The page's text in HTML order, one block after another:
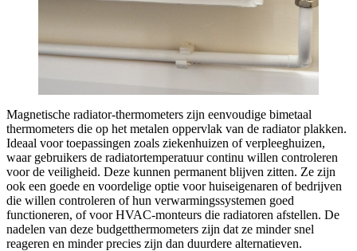
Magnetische radiator-thermometers zijn eenvoudige bimetaal
thermometers die op het metalen oppervlak van de radiator plakken.
Ideaal voor toepassingen zoals ziekenhuizen of verpleeghuizen,
waar gebruikers de radiatortemperatuur continu willen controleren
voor de veiligheid. Deze kunnen permanent blijven zitten. Ze zijn
ook een goede en voordelige optie voor huiseigenaren of bedrijven
die willen controleren of hun verwarmingssystemen goed
functioneren, of voor HVAC-monteurs die radiatoren afstellen. De
nadelen van deze budgetthermometers zijn dat ze minder snel
reageren en minder precies zijn dan duurdere alternatieven.